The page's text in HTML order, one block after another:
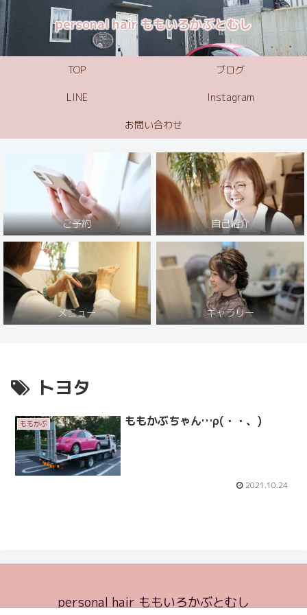
personal hair ももいろかぶとむし
TOP ブログ
LINE Instagram
お問い合わせ
ご予約 自己紹介
メニュー ギャラリー
トヨタ
ももかぶ ももかぶちゃん…ρ(・・、)
2021.10.24
personal hair ももいろかぶとむし